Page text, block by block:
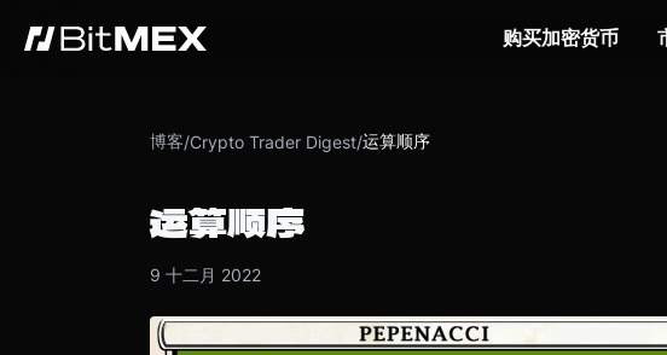
购买加密货币
博客/Crypto Trader Digest/运算顺序
运算顺序
9 十二月 2022